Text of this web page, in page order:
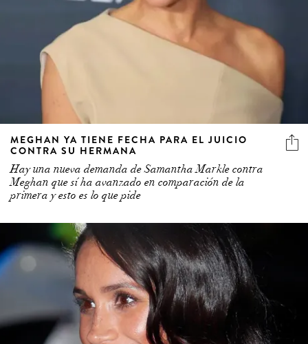
MEGHAN YA TIENE FECHA PARA EL JUICIO
CONTRA SU HERMANA
Hay una nueva demanda de Samantha Markle contra
Meghan que sí ha avanzado en comparación de la
primera y esto es lo que pide